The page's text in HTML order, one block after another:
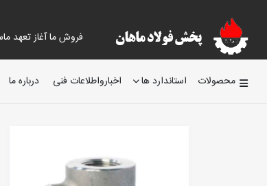
فروش ما آغاز تعهد
محصولات استاندارد ها اخبارواطلاعات فنی درباره ما